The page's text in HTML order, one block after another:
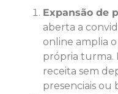
Expansão de
aberta a
online amplia
própria turma.
receita sem
presenciais ou